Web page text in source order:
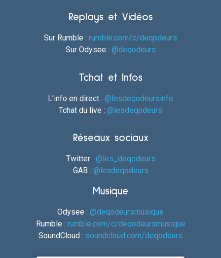
Replays et Vidéos
Sur Rumble : rumble.com/c/deqodeurs
Sur Odysee : @deqodeurs
Tchat et Infos
L’info en direct : @lesdeqodeursinfo
Tchat du live : @lesdeqodeurs
Réseaux sociaux
Twitter : @les_deqodeurs
GAB : @lesdeqodeurs
Musique
Odysee : @deqodeursmusique
Rumble : rumble.com/c/deqodeursmusique
SoundCloud : soundcloud.com/deqodeurs